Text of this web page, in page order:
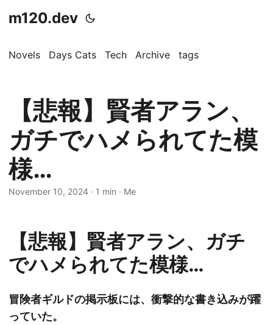
m120.dev
Novels Days Cats Tech Archive tags
【悲報】賢者アラン、
ガチでハメられてた模
様…
November 10, 2024 · 1 min · Me
【悲報】賢者アラン、ガチ
でハメられてた模様…
冒険者ギルドの掲示板には、衝撃的な書き込みが躍
っていた。